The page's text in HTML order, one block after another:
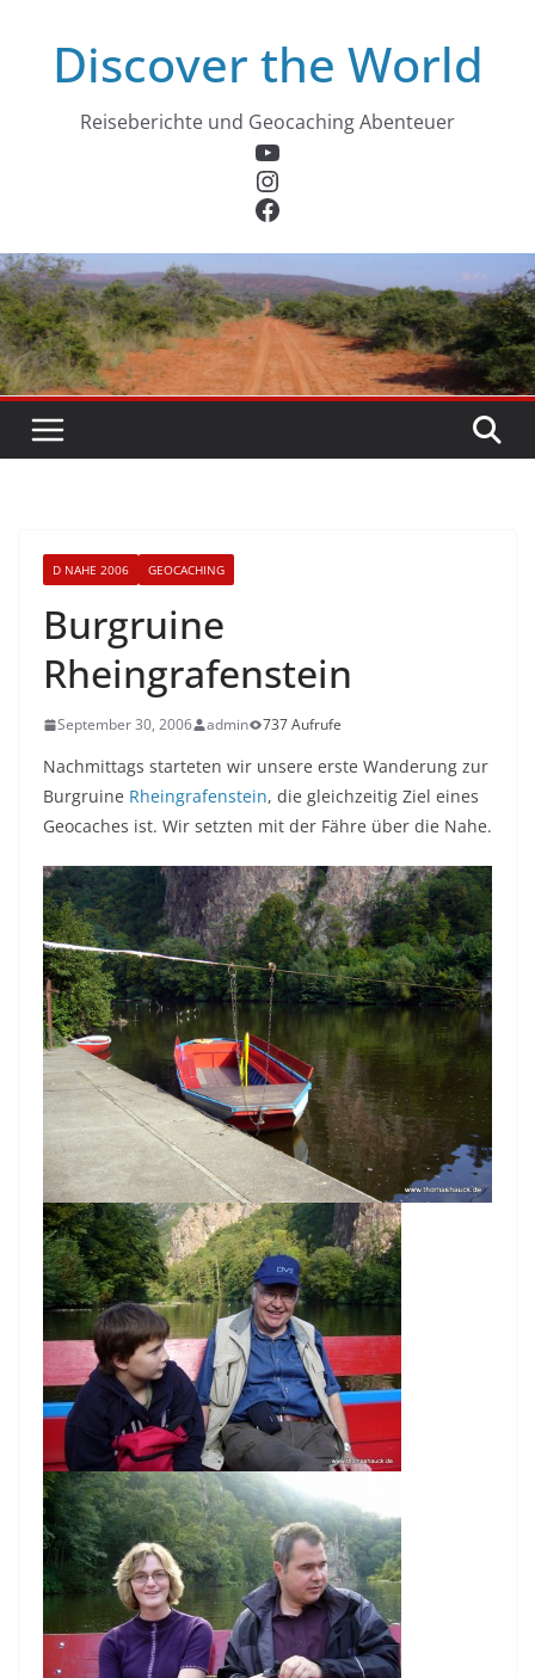
springenDiscover the World
Reiseberichte und Geocaching Abenteuer
YouTube
Instagram
Facebook
D NAHE 2006 GEOCACHING
Burgruine
Rheingrafenstein
September 30, 2006 admin 737 Aufrufe
Nachmittags starteten wir unsere erste Wanderung zur
Burgruine Rheingrafenstein, die gleichzeitig Ziel eines
Geocaches ist. Wir setzten mit der Fähre über die Nahe.